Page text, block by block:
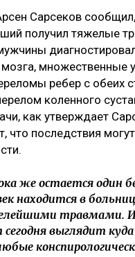
Сарсеков
получил тяжелые
мозга, множественные
ребер с обеих
коленного
как утверждает
что последствия
же остается один
находится в
травмами.
выглядит